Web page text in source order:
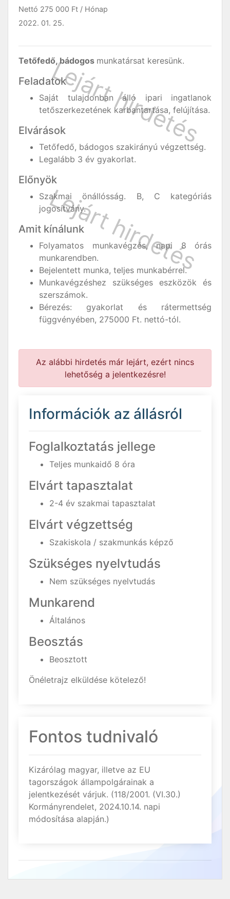
Nettó 275 000 Ft / Hónap
2022. 01. 25.
Tetőfedő, bádogos munkatársat keresünk.
Feladatok
Saját tulajdonban álló ipari ingatlanok
tetőszerkezetének karbantartása, felújítása.
Elvárások
Tetőfedő, bádogos szakirányú végzettség.
Legalább 3 év gyakorlat.
Előnyök
Szakmai önállósság. B, C kategóriás
jogosítvány.
Amit kínálunk
Folyamatos munkavégzés, napi 8 órás
munkarendben.
Bejelentett munka, teljes munkabérrel.
Munkavégzéshez szükséges eszközök és
szerszámok.
Bérezés: gyakorlat és rátermettség
függvényében, 275000 Ft. nettó-tól.
Az alábbi hirdetés már lejárt, ezért nincs
lehetőség a jelentkezésre!
Információk az állásról
Foglalkoztatás jellege
Teljes munkaidő 8 óra
Elvárt tapasztalat
2-4 év szakmai tapasztalat
Elvárt végzettség
Szakiskola / szakmunkás képző
Szükséges nyelvtudás
Nem szükséges nyelvtudás
Munkarend
Általános
Beosztás
Beosztott
Önéletrajz elküldése kötelező!
Fontos tudnivaló
Kizárólag magyar, illetve az EU
tagországok állampolgárainak a
jelentkezését várjuk. (118/2001. (VI.30.)
Kormányrendelet, 2024.10.14. napi
módosítása alapján.)